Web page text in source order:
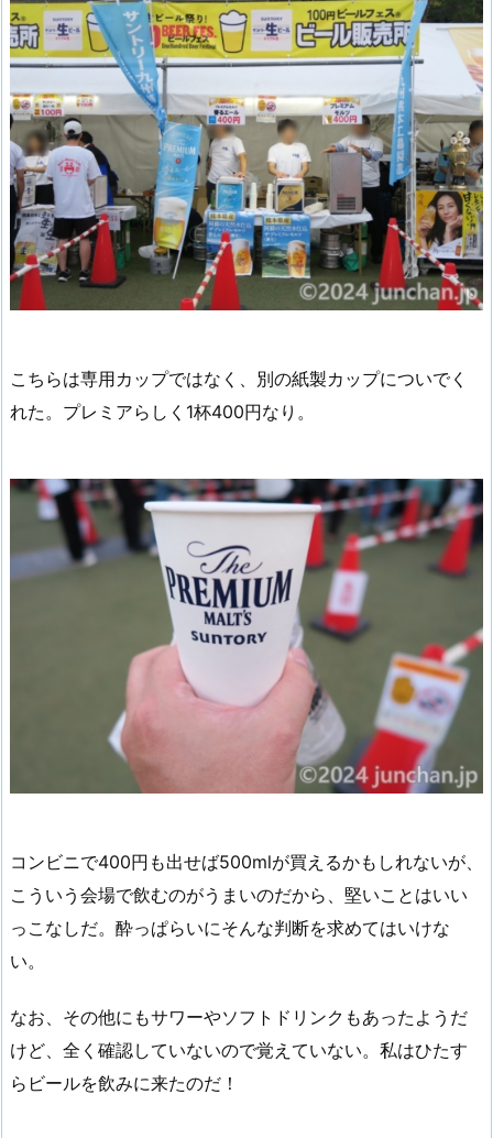
こちらは専用カップではなく、別の紙製カップについでく
れた。プレミアらしく1杯400円なり。
コンビニで400円も出せば500mlが買えるかもしれないが、
こういう会場で飲むのがうまいのだから、堅いことはいい
っこなしだ。酔っぱらいにそんな判断を求めてはいけな
い。
なお、その他にもサワーやソフトドリンクもあったようだ
けど、全く確認していないので覚えていない。私はひたす
らビールを飲みに来たのだ！